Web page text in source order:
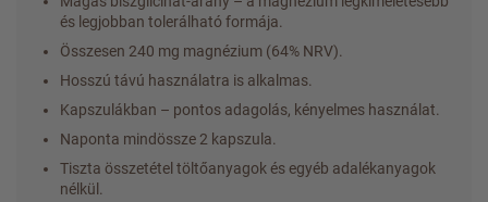
és legjobban tolerálható formája.
Összesen 240 mg magnézium (64% NRV).
Hosszú távú használatra is alkalmas.
Kapszulákban – pontos adagolás, kényelmes használat.
Naponta mindössze 2 kapszula.
Tiszta összetétel töltőanyagok és egyéb adalékanyagok
nélkül.